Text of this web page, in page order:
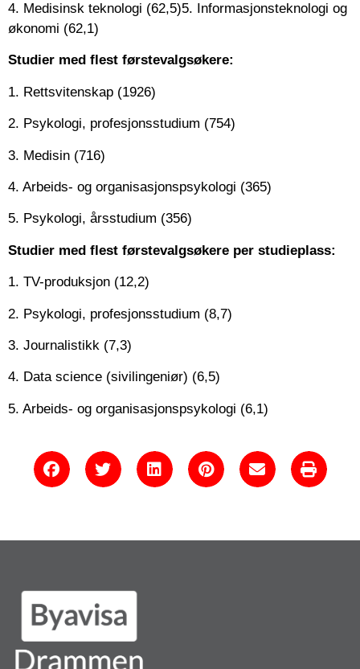
4. Medisinsk teknologi (62,5)5. Informasjonsteknologi og
økonomi (62,1)
Studier med flest førstevalgsøkere:
1. Rettsvitenskap (1926)
2. Psykologi, profesjonsstudium (754)
3. Medisin (716)
4. Arbeids- og organisasjonspsykologi (365)
5. Psykologi, årsstudium (356)
Studier med flest førstevalgsøkere per studieplass:
1. TV-produksjon (12,2)
2. Psykologi, profesjonsstudium (8,7)
3. Journalistikk (7,3)
4. Data science (sivilingeniør) (6,5)
5. Arbeids- og organisasjonspsykologi (6,1)